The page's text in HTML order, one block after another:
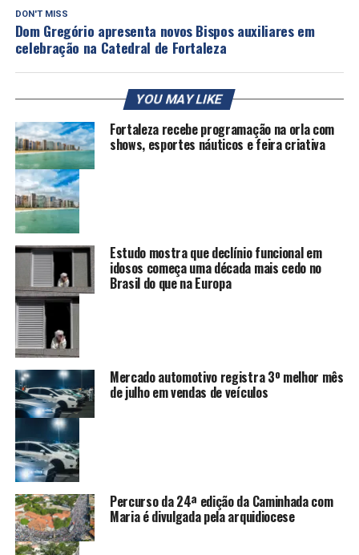
DON'T MISS
Dom Gregório apresenta novos Bispos auxiliares em
celebração na Catedral de Fortaleza
YOU MAY LIKE
Fortaleza recebe programação na orla com
shows, esportes náuticos e feira criativa
Estudo mostra que declínio funcional em
idosos começa uma década mais cedo no
Brasil do que na Europa
Mercado automotivo registra 3º melhor mês
de julho em vendas de veículos
Percurso da 24ª edição da Caminhada com
Maria é divulgada pela arquidiocese